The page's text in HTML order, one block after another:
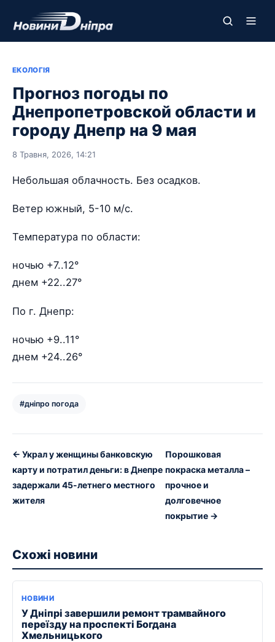
ЕКОЛОГІЯ
Прогноз погоды по
Днепропетровской области и
городу Днепр на 9 мая
8 Травня, 2026, 14:21
Небольшая облачность. Без осадков.
Ветер южный, 5-10 м/с.
Температура по области:
ночью +7..12°
днем +22..27°
По г. Днепр:
ночью +9..11°
днем +24..26°
#дніпро погода
← Украл у женщины банковскую
карту и потратил деньги: в Днепре
задержали 45-летнего местного
жителя
Порошковая
покраска металла –
прочное и
долговечное
покрытие →
Схожі новини
НОВИНИ
У Дніпрі завершили ремонт трамвайного
переїзду на проспекті Богдана
Хмельницького